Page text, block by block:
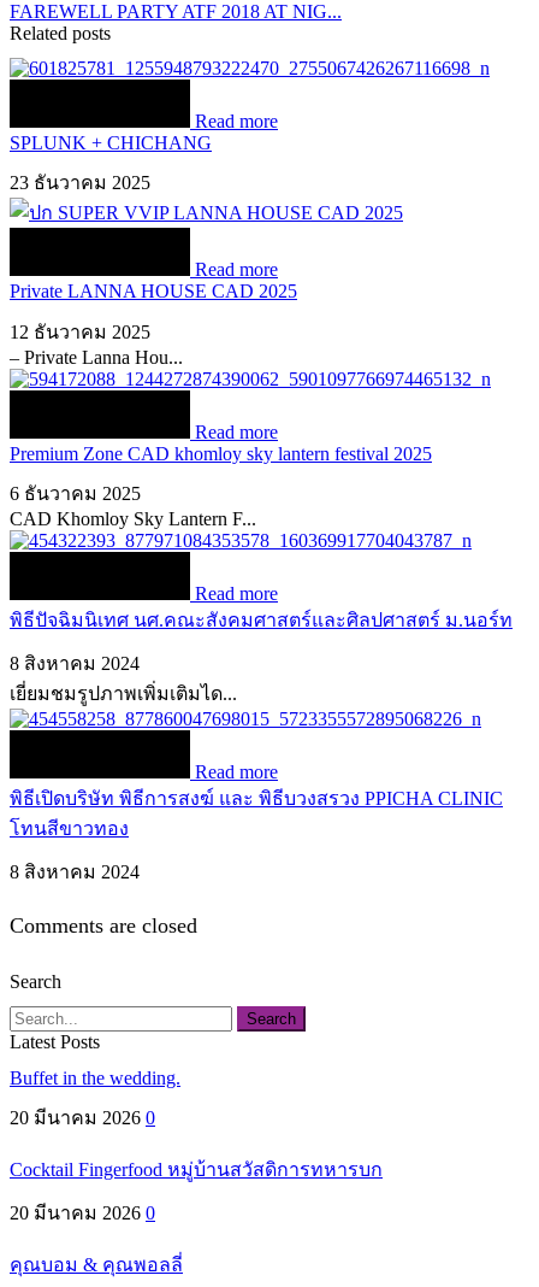
FAREWELL PARTY ATF 2018 AT NIG...
Related posts
Read more
SPLUNK + CHICHANG
23 ธันวาคม 2025
Read more
Private LANNA HOUSE CAD 2025
12 ธันวาคม 2025
– Private Lanna Hou...
Read more
Premium Zone CAD khomloy sky lantern festival 2025
6 ธันวาคม 2025
CAD Khomloy Sky Lantern F...
Read more
พิธีปัจฉิมนิเทศ นศ.คณะสังคมศาสตร์และศิลปศาสตร์ ม.นอร์ท
8 สิงหาคม 2024
เยี่ยมชมรูปภาพเพิ่มเติมได...
Read more
พิธีเปิดบริษัท พิธีการสงฆ์ และ พิธีบวงสรวง PPICHA CLINIC
โทนสีขาวทอง
8 สิงหาคม 2024
Comments are closed
Search
Search
Latest Posts
Buffet in the wedding.
20 มีนาคม 2026 0
Cocktail Fingerfood หมู่บ้านสวัสดิการทหารบก
20 มีนาคม 2026 0
คุณบอม & คุณพอลลี่